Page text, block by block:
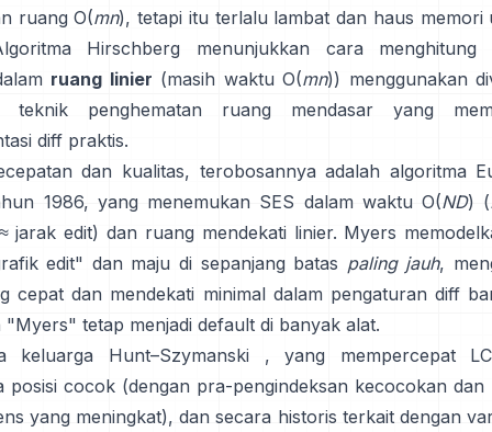
ruang O(mn), tetapi itu terlalu lambat dan haus memori
Hirschberg
menunjukkan cara menghitung
ruang linier (masih waktu O(mn)) menggunakan
teknik penghematan ruang mendasar yang
diff praktis.
dan kualitas, terobosannya adalah algoritma
1986, yang menemukan SES dalam waktu O(ND) (
jarak edit) dan ruang mendekati linier. Myers
edit" dan maju di sepanjang batas paling jauh,
cepat dan mendekati minimal dalam pengaturan diff
"Myers" tetap menjadi default di banyak alat.
keluarga
Hunt–Szymanski
, yang mempercepat
posisi cocok (dengan pra-pengindeksan kecocokan dan
yang meningkat), dan secara historis terkait dengan